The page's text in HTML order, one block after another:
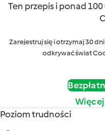
Ten przepis i ponad
Zarejestruj się i otrzymaj 30
odkrywać świat
Poziom trudności